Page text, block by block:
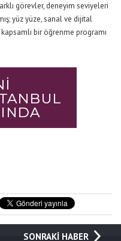
görevler, deneyim seviyeleri
yüz yüze, sanal ve dijital
bir öğrenme programı
SONRAKİ HABER